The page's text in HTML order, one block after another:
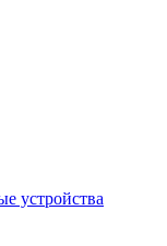
устройства